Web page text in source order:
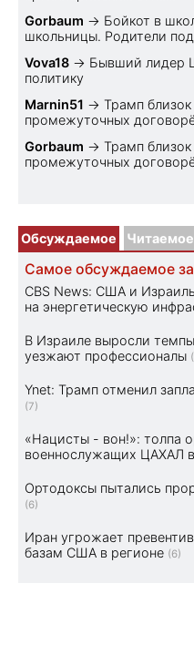
Gorbaum → Бойкот в
школьницы. Родители
Vova18 → Бывший лидер
политику
Marnin51 → Трамп
промежуточных
Gorbaum → Трамп
промежуточных
Обсуждаемое Читаемое
Самое обсуждаемое
CBS News: США и
на энергетическую
В Израиле выросли
уезжают профессионалы
Ynet: Трамп отменил
(7)
«Нацисты - вон!»: толпа
военнослужащих ЦАХАЛ
Ортодоксы пытались
(6)
Иран угрожает
базам США в регионе (6)